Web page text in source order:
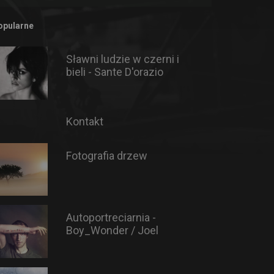
Sławni ludzie w czerni i
bieli - Sante D'orazio
Kontakt
Fotografia drzew
Autoportreciarnia -
Boy_Wonder / Joel